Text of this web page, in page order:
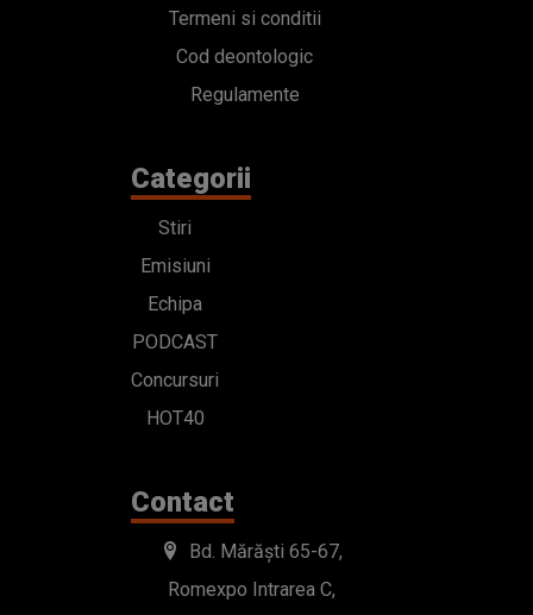
Termeni si conditii
Cod deontologic
Regulamente
Categorii
Stiri
Emisiuni
Echipa
PODCAST
Concursuri
HOT40
Contact
Bd. Mărăști 65-67,
Romexpo Intrarea C,